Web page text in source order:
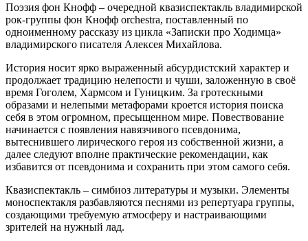
Поэзия фон Кнофф – очередной квазиспектакль владимирской
рок-группы фон Кнофф orchestra, поставленный по
одноименному рассказу из цикла «Записки про Ходимца»
владимирского писателя Алексея Михайлова.
История носит ярко выраженный абсурдистский характер и
продолжает традицию нелепости и чуши, заложенную в своё
время Гоголем, Хармсом и Гуницким. За гротескными
образами и нелепыми метафорами кроется история поиска
себя в этом огромном, пресыщенном мире. Повествование
начинается с появления навязчивого псевдонима,
вытеснившего лирического героя из собственной жизни, а
далее следуют вполне практические рекомендации, как
избавится от псевдонима и сохранить при этом самого себя.
Квазиспектакль – симбиоз литературы и музыки. Элементы
моноспектакля разбавляются песнями из репертуара группы,
создающими требуемую атмосферу и настраивающими
зрителей на нужный лад.